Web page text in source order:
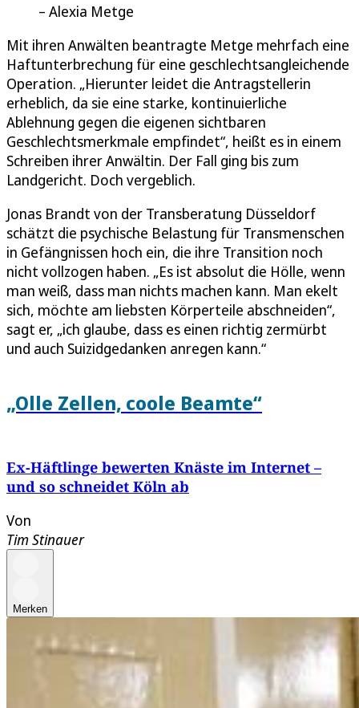
Alexia Metge
Mit ihren Anwälten beantragte Metge mehrfach eine
Haftunterbrechung für eine geschlechtsangleichende
Operation. „Hierunter leidet die Antragstellerin
erheblich, da sie eine starke, kontinuierliche
Ablehnung gegen die eigenen sichtbaren
Geschlechtsmerkmale empfindet“, heißt es in einem
Schreiben ihrer Anwältin. Der Fall ging bis zum
Landgericht. Doch vergeblich.
Jonas Brandt von der Transberatung Düsseldorf
schätzt die psychische Belastung für Transmenschen
in Gefängnissen hoch ein, die ihre Transition noch
nicht vollzogen haben. „Es ist absolut die Hölle, wenn
man weiß, dass man nichts machen kann. Man ekelt
sich, möchte am liebsten Körperteile abschneiden“,
sagt er, „ich glaube, dass es einen richtig zermürbt
und auch Suizidgedanken anregen kann.“
„Olle Zellen, coole Beamte“
Ex-Häftlinge bewerten Knäste im Internet –
und so schneidet Köln ab
Von
Tim Stinauer
Merken